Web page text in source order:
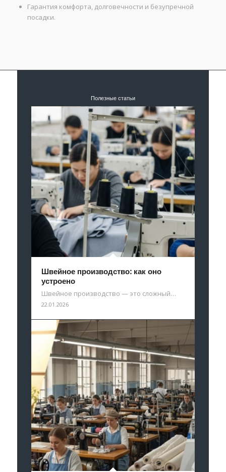
Гарантия комфорта, долговечности и безупречной
посадки.
Полезные статьи
Швейное производство: как оно
устроено
Швейное производство — это сложный…
22.01.2026